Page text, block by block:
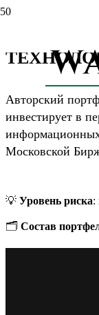
Авторский
инвестирует в
Московской
💡 Уровень риска:
🗂 Состав